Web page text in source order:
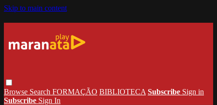
Skip to main content
Browse Search FORMAÇÃO BIBLIOTECA Subscribe Sign in
Subscribe Sign In